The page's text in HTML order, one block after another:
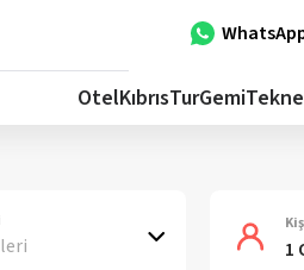
OtelKıbrısTurGemiTekne
1